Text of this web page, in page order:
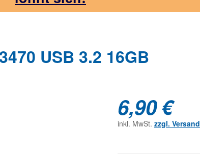
USB 3.2 16GB
6,90 €
inkl. MwSt. zzgl. Versand